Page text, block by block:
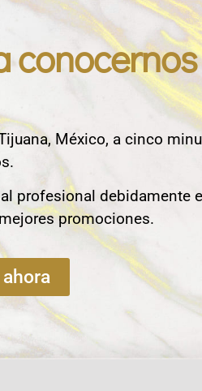
conocernos
México, a cinco
profesional debidamente
promociones.